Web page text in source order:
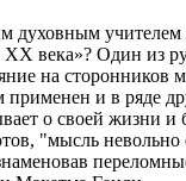
века»? Один из
на
и в ряде
о своей жизни и
"мысль